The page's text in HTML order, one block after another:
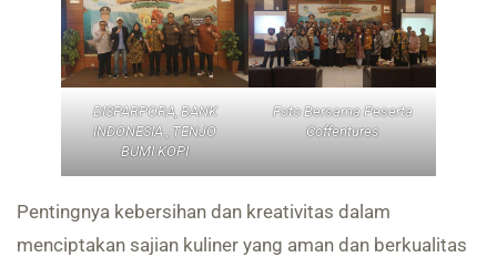
DISPARPORA, BANK
INDONESIA , TENJO
BUMI KOPI
Foto Bersama Peserta
Coffentures
Pentingnya kebersihan dan kreativitas dalam
menciptakan sajian kuliner yang aman dan berkualitas